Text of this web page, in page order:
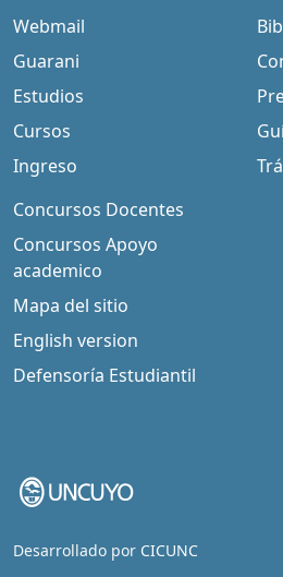
Webmail
Guarani
Estudios
Cursos
Ingreso
Concursos Docentes
Concursos Apoyo
academico
Mapa del sitio
English version
Defensoría Estudiantil
Desarrollado por CICUNC